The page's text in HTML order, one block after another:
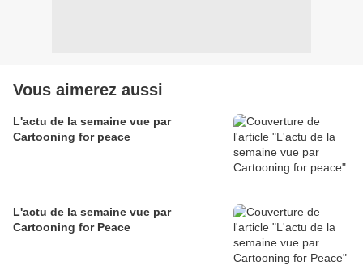
Vous aimerez aussi
L'actu de la semaine vue par
Cartooning for peace
L'actu de la semaine vue par
Cartooning for Peace